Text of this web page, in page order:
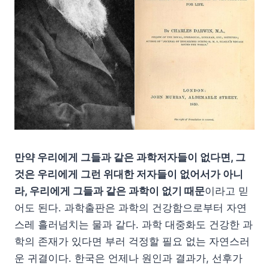
만약 우리에게 그들과 같은 과학저자들이 없다면, 그
것은 우리에게 그런 위대한 저자들이 없어서가 아니
라, 우리에게 그들과 같은 과학이 없기 때문이라고 믿
어도 된다. 과학출판은 과학의 건강함으로부터 자연
스레 흘러넘치는 물과 같다. 과학 대중화도 건강한 과
학의 존재가 있다면 부러 걱정할 필요 없는 자연스러
운 귀결이다. 한국은 언제나 원인과 결과가, 선후가